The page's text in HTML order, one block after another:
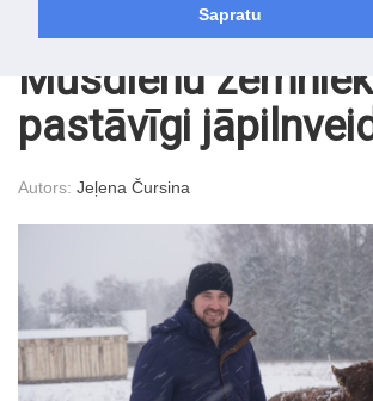
Sapratu
Mūsdienu
pastāvīgi
Autors: Jeļena Čursina